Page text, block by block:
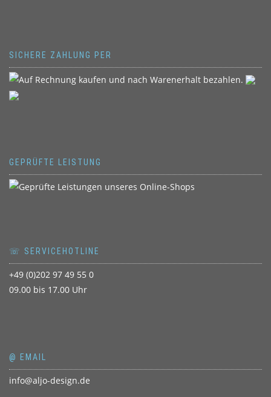
SICHERE ZAHLUNG PER
GEPRÜFTE LEISTUNG
☏ SERVICEHOTLINE
+49 (0)202 97 49 55 0
09.00 bis 17.00 Uhr
@ EMAIL
info@aljo-design.de